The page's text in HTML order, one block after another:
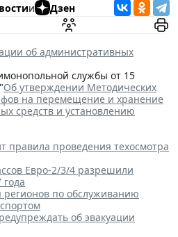
и Дзен
об административных
службы от 15
Об утверждении Методических
на перемещение и хранение
средств и установлению
правила проведения техосмотра
Евро-2/3/4 разрешили
по обслуживанию
об эвакуации